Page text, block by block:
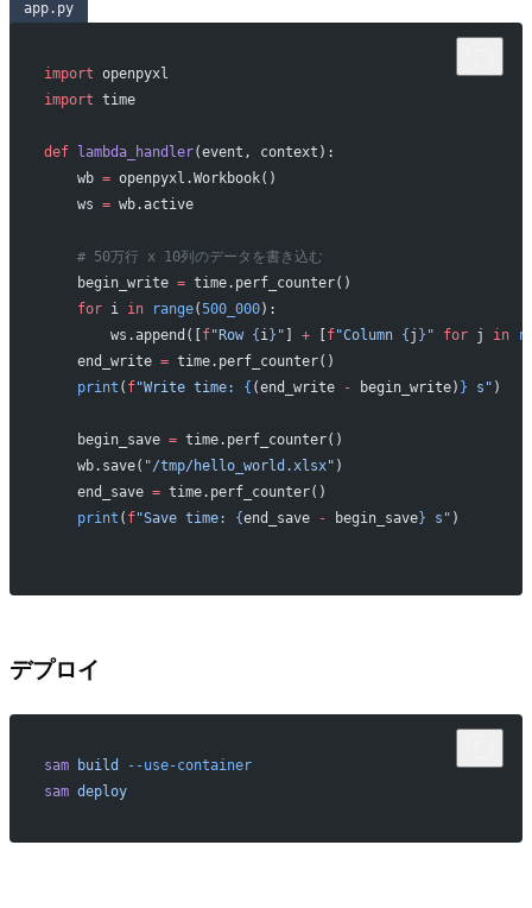
app.py
import openpyxl
import time
def lambda_handler(event, context):
    wb
= openpyxl.Workbook()
    ws
= wb.active
    # 50万行 x 10列のデータを書き込む
    begin_write
= time.perf_counter()
    for
i in range(500_000):
        ws.append([
f"Row { i} " + [ f"Column { j } " for j in
    end_write
= time.perf_counter()
    print
( f"Write time: { (end_write - begin_write) } s" )
    begin_save
= time.perf_counter()
    wb.save(
"/tmp/hello_world.xlsx" )
    end_save
= time.perf_counter()
    print
( f"Save time: {end_save - begin_save} s" )
デプロイ
sam build
--use-container
sam deploy